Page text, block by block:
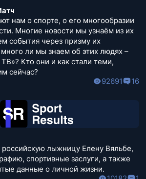
нам о спорте, о его многообразии
Многие новости мы узнаём из их
события через призму их
ли мы знаем об этих людях –
Кто они и как стали теми,
сейчас?
92691 16
российскую лыжницу Елену Вяльбе,
спортивные заслуги, а также
данные о личной жизни.